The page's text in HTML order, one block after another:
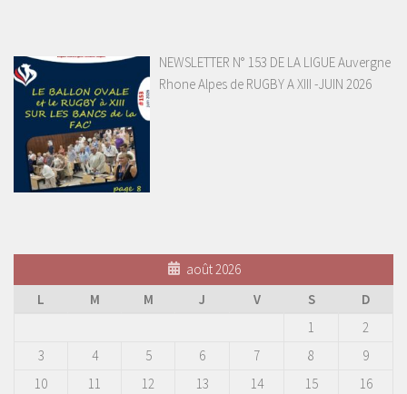
NEWSLETTER N° 153 DE LA LIGUE Auvergne
Rhone Alpes de RUGBY A XIII -JUIN 2026
août 2026
L
M M J V S
D
1
2
3
4 5 6 7 8
9
10
11 12 13 14 15
16